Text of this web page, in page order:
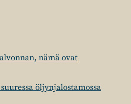
nämä ovat
öljynjalostamossa